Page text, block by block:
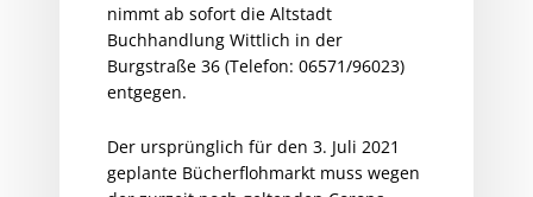
nimmt ab sofort die Altstadt
Buchhandlung Wittlich in der
Burgstraße 36 (Telefon: 06571/96023)
entgegen.
Der ursprünglich für den 3. Juli 2021
geplante Bücherflohmarkt muss wegen